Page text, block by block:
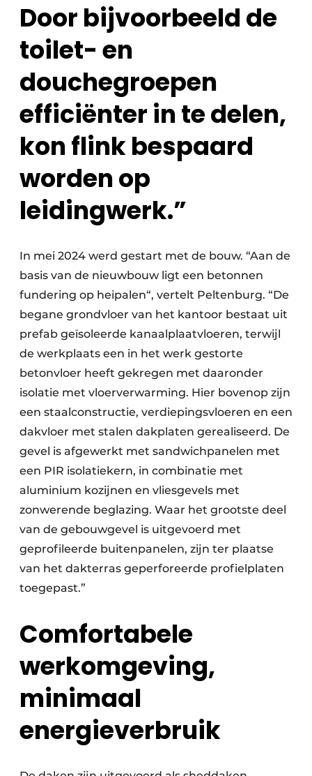
Door bijvoorbeeld de
toilet- en
douchegroepen
efficiënter in te delen,
kon flink bespaard
worden op
leidingwerk.”
In mei 2024 werd gestart met de bouw. “Aan de
basis van de nieuwbouw ligt een betonnen
fundering op heipalen“, vertelt Peltenburg. “De
begane grondvloer van het kantoor bestaat uit
prefab geïsoleerde kanaalplaatvloeren, terwijl
de werkplaats een in het werk gestorte
betonvloer heeft gekregen met daaronder
isolatie met vloerverwarming. Hier bovenop zijn
een staalconstructie, verdiepingsvloeren en een
dakvloer met stalen dakplaten gerealiseerd. De
gevel is afgewerkt met sandwichpanelen met
een PIR isolatiekern, in combinatie met
aluminium kozijnen en vliesgevels met
zonwerende beglazing. Waar het grootste deel
van de gebouwgevel is uitgevoerd met
geprofileerde buitenpanelen, zijn ter plaatse
van het dakterras geperforeerde profielplaten
toegepast.”
Comfortabele
werkomgeving,
minimaal
energieverbruik